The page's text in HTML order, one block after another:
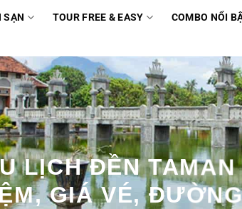
SẠN TOUR FREE & EASY COMBO NỔI
LỊCH ĐỀN
GIÁ VÉ,